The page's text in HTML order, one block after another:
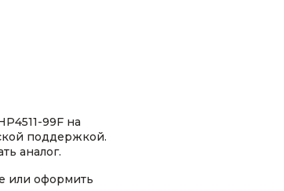
99F на
поддержкой.
аналог.
или оформить